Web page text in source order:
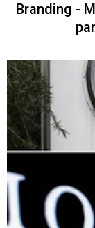
Branding -